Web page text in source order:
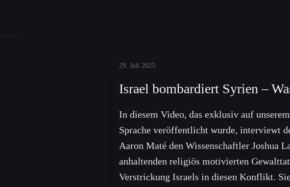
29. Juli 2025
Israel bombardiert Syrien –
In diesem Video, das exklusiv auf
Sprache veröffentlicht wurde, interviewt
Aaron Maté den Wissenschaftler Joshua
anhaltenden religiös motivierten
Verstrickung Israels in diesen Konflikt.